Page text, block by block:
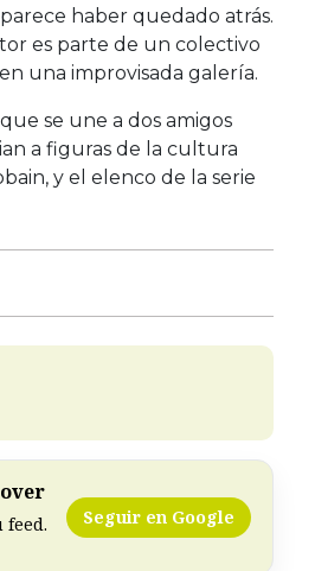
haber quedado atrás.
es parte de un colectivo
una improvisada galería.
se une a dos amigos
a figuras de la cultura
y el elenco de la serie
feed. Seguir en Google